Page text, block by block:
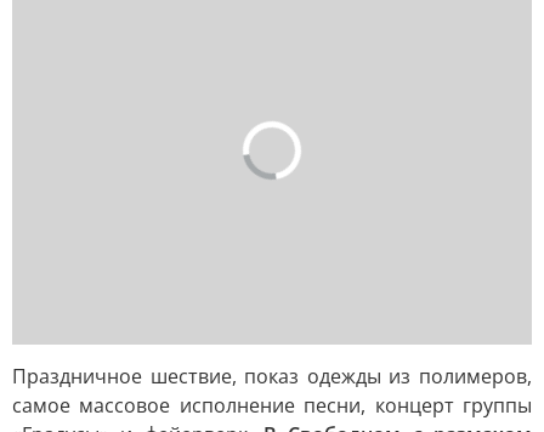
Праздничное шествие, показ одежды из полимеров,
самое массовое исполнение песни, концерт группы